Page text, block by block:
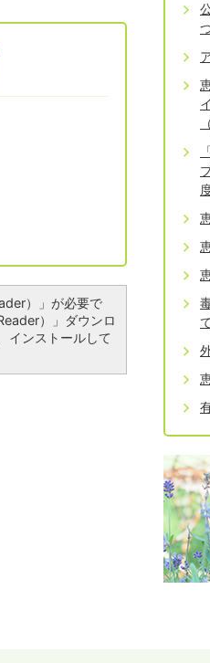
）」が必要で
）」ダウンロ
インストールして